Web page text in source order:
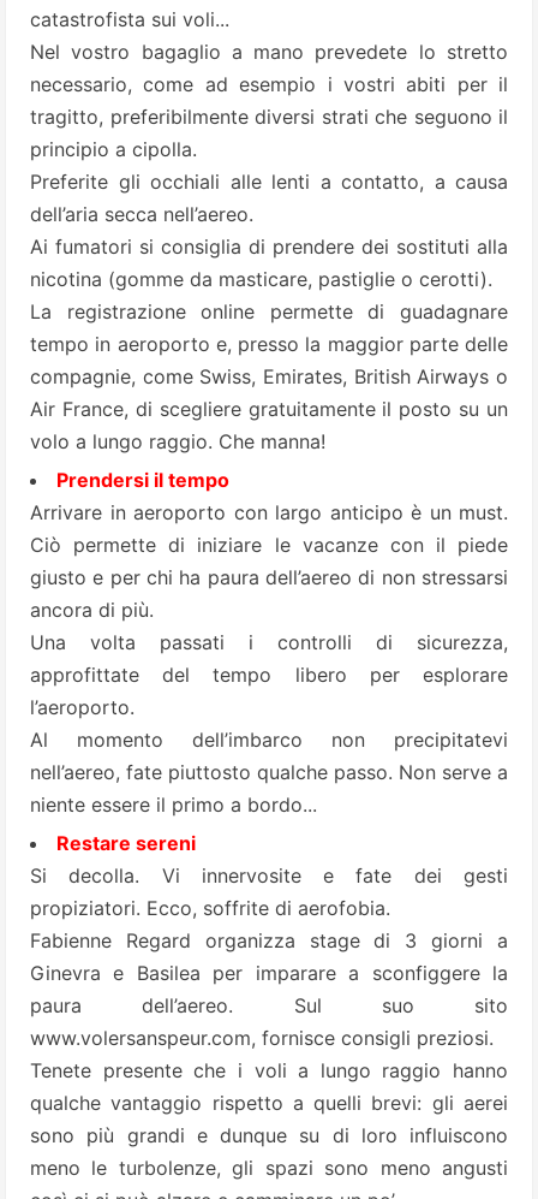
catastrofista sui voli...
Nel vostro bagaglio a mano prevedete lo stretto
necessario, come ad esempio i vostri abiti per il
tragitto, preferibilmente diversi strati che seguono il
principio a cipolla.
Preferite gli occhiali alle lenti a contatto, a causa
dell’aria secca nell’aereo.
Ai fumatori si consiglia di prendere dei sostituti alla
nicotina (gomme da masticare, pastiglie o cerotti).
La registrazione online permette di guadagnare
tempo in aeroporto e, presso la maggior parte delle
compagnie, come Swiss, Emirates, British Airways o
Air France, di scegliere gratuitamente il posto su un
volo a lungo raggio. Che manna!
Prendersi il tempo
Arrivare in aeroporto con largo anticipo è un must.
Ciò permette di iniziare le vacanze con il piede
giusto e per chi ha paura dell’aereo di non stressarsi
ancora di più.
Una volta passati i controlli di sicurezza,
approfittate del tempo libero per esplorare
l’aeroporto.
Al momento dell’imbarco non precipitatevi
nell’aereo, fate piuttosto qualche passo. Non serve a
niente essere il primo a bordo...
Restare sereni
Si decolla. Vi innervosite e fate dei gesti
propiziatori. Ecco, soffrite di aerofobia.
Fabienne Regard organizza stage di 3 giorni a
Ginevra e Basilea per imparare a sconfiggere la
paura dell’aereo. Sul suo sito
www.volersanspeur.com, fornisce consigli preziosi.
Tenete presente che i voli a lungo raggio hanno
qualche vantaggio rispetto a quelli brevi: gli aerei
sono più grandi e dunque su di loro influiscono
meno le turbolenze, gli spazi sono meno angusti